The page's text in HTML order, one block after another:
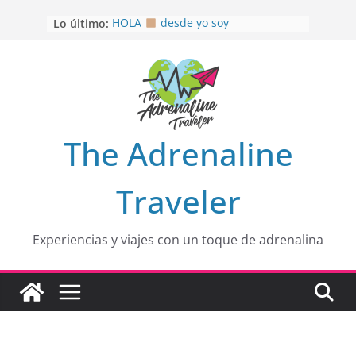
Lo último: HOLA
desde yo soy
EL SENDERO DEL CACAO: Excelente
opción
HOSPEDAJE AL NATURALSHH !!
OTRA PERSPECTIVA de RÍO EL
MULITO!
The Adrenaline
Traveler
Experiencias y viajes con un toque de adrenalina